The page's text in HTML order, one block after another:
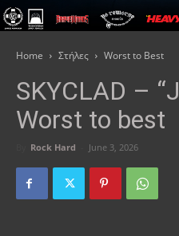
Home Στήλες Worst to Best
SKYCLAD –
Worst to best
Rock Hard June 3, 2026